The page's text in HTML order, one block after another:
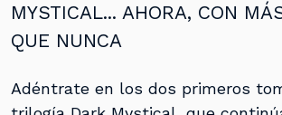
MYSTICAL... AHORA, CON
QUE NUNCA
Adéntrate en los dos primeros